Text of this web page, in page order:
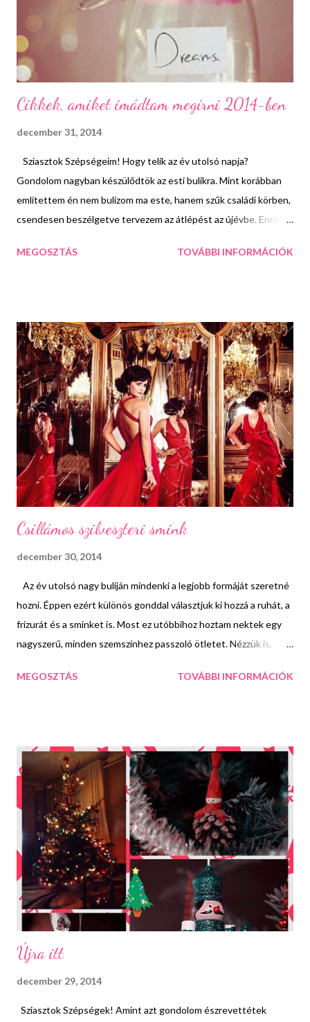
Cikkek, amiket imádtam megírni 2014-ben
december 31, 2014
Sziasztok Szépségeim! Hogy telik az év utolsó napja?
Gondolom nagyban készülődtök az esti bulikra. Mint korábban
említettem én nem bulizom ma este, hanem szűk családi körben,
csendesen beszélgetve tervezem az átlépést az újévbe. Ennek
évről, átgondolom a történéseket és terveket szövögetek a
Elkezdtem komolyabban foglalkozni a divattervezéssel és a
divatrajzzal, ami egy gyerekkori álmom volt és mint utólag
kiderült, nem is vagyok benne olyan tehetségtelen.
Lehetőséget kaptam, hogy együtt dolgozhassak a Biovanne-nal,
mint blogger nagykövet, elkészült életem első interjúja és
létrehoztam a blog facebook oldalát, ami közel 4 hónap leforgása
alatt elérte a 3500 lájkot. Hálás vagyok a csodás családomnak,
akik min...
MEGOSZTÁS TOVÁBBI INFORMÁCIÓK
Csillámos szilveszteri smink
december 30, 2014
Az év utolsó nagy buliján mindenki a legjobb formáját szeretné
hozni. Éppen ezért különös gonddal választjuk ki hozzá a ruhát, a
frizurát és a sminket is. Most ez utóbbihoz hoztam nektek egy
nagyszerű, minden szemszínhez passzoló ötletet. Nézzük is,
sötétbarna ceruzával rajzoljunk egy határozott vonalat a
aranybarna vagy óarany szemhéjpúdert. Feketével újra húzzuk
meg a tusvonalat, majd egy lapos ecsettel vigyük fel a
csillámport a szemhéj közepére. Végül a tökéletes ünnepi
hatásért tegyünk fel műszempillát vagy használjunk extra dúsító
és hosszabbító szempillaspirált. És már kész is vagyunk!
MEGOSZTÁS TOVÁBBI INFORMÁCIÓK
Újra itt
december 29, 2014
Sziasztok Szépségek! Amint azt gondolom észrevettétek